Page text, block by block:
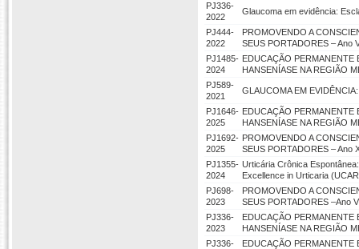
PJ336-
2022
Glaucoma em evidência:
PJ444-
2022
PROMOVENDO A
SEUS PORTADORES – Ano
PJ1485-
2024
EDUCAÇÃO PERMANENTE
HANSENÍASE NA REGIÃO
PJ589-
2021
GLAUCOMA EM
PJ1646-
2025
EDUCAÇÃO PERMANENTE
HANSENÍASE NA REGIÃO
PJ1692-
2025
PROMOVENDO A
SEUS PORTADORES – Ano
PJ1355-
2024
Urticária Crônica
Excellence in Urticaria
PJ698-
2023
PROMOVENDO A
SEUS PORTADORES –Ano
PJ336-
2023
EDUCAÇÃO PERMANENTE
HANSENÍASE NA REGIÃO
PJ336-
EDUCAÇÃO PERMANENTE